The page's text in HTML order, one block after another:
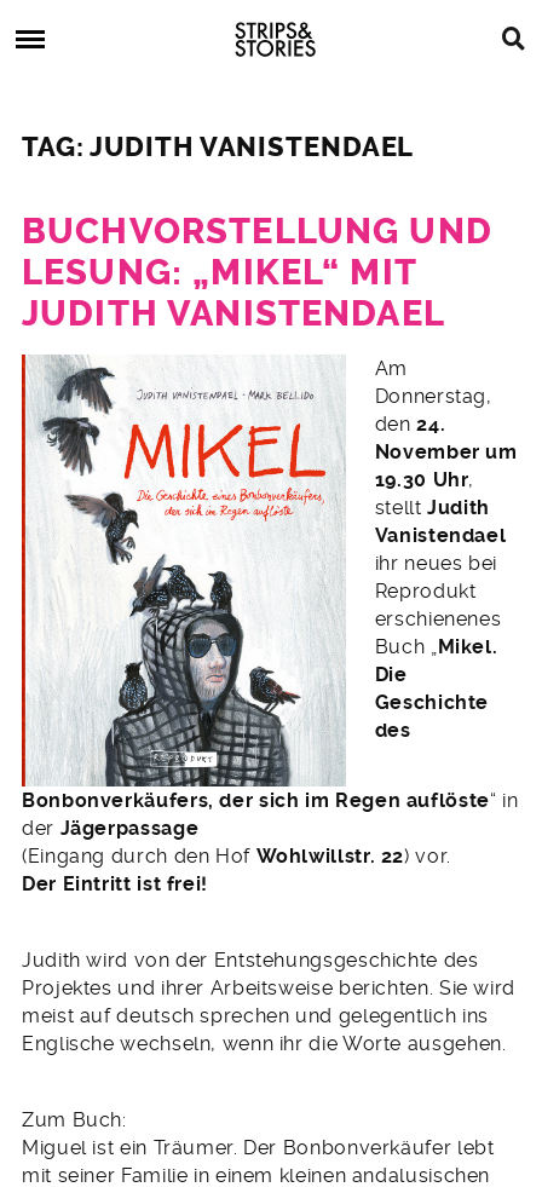
to
Strips
&
Stories
Comics,
TAG: JUDITH VANISTENDAEL
BUCHVORSTELLUNG UND
LESUNG: „MIKEL“ MIT
JUDITH VANISTENDAEL
4.
Oktober
2016
Am
Donnerstag,
den 24.
November um
19.30 Uhr,
stelltJudith
Vanistendael
ihr neues bei
Reprodukt
erschienenes
Buch „Mikel.
Die
Geschichte
des
Bonbonverkäufers, der sich im Regen auflöste“ in
der Jägerpassage
(Eingang durch den Hof Wohlwillstr. 22) vor.
Der Eintritt ist frei!
Judith wird von der Entstehungsgeschichte des
Projektes und ihrer Arbeitsweise berichten. Sie wird
meist auf deutsch sprechen und gelegentlich ins
Englische wechseln, wenn ihr die Worte ausgehen.
Zum Buch:
Miguel ist ein Träumer. Der Bonbonverkäufer lebt
mit seiner Familie in einem kleinen andalusischen